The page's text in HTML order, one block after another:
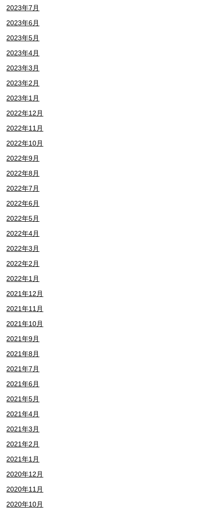
2023年7月
2023年6月
2023年5月
2023年4月
2023年3月
2023年2月
2023年1月
2022年12月
2022年11月
2022年10月
2022年9月
2022年8月
2022年7月
2022年6月
2022年5月
2022年4月
2022年3月
2022年2月
2022年1月
2021年12月
2021年11月
2021年10月
2021年9月
2021年8月
2021年7月
2021年6月
2021年5月
2021年4月
2021年3月
2021年2月
2021年1月
2020年12月
2020年11月
2020年10月